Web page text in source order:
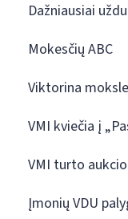
Dažniausiai
Mokesčių ABC
Viktorina
VMI kviečia į
VMI turto
Įmonių VDU